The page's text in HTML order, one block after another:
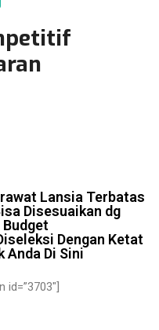
Lansia Terbatas
Disesuaikan dg
Budget
Dengan Ketat
Anda Di Sini